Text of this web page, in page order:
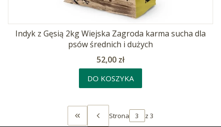
Indyk z Gęsią 2kg Wiejska Zagroda karma sucha dla
psów średnich i dużych
Cena
52,00 zł
DO KOSZYKA
WRÓĆ DO PIERWSZEJ STRONY Z
Strona z 3